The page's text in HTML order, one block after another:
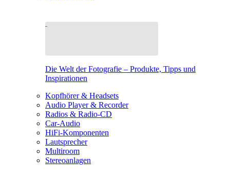
Die Welt der Fotografie – Produkte, Tipps und
Inspirationen
Kopfhörer & Headsets
Audio Player & Recorder
Radios & Radio-CD
Car-Audio
HiFi-Komponenten
Lautsprecher
Multiroom
Stereoanlagen